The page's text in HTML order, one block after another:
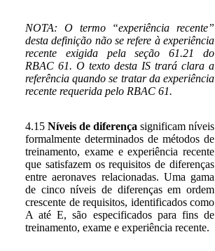
NOTA: O termo “experiência recente”
desta definição não se refere à experiência
recente exigida pela seção 61.21 do
RBAC 61. O texto desta IS trará clara a
referência quando se tratar da experiência
recente requerida pelo RBAC 61.
4.15 Níveis de diferença significam níveis
formalmente determinados de métodos de
treinamento, exame e experiência recente
que satisfazem os requisitos de diferenças
entre aeronaves relacionadas. Uma gama
de cinco níveis de diferenças em ordem
crescente de requisitos, identificados como
A até E, são especificados para fins de
treinamento, exame e experiência recente.